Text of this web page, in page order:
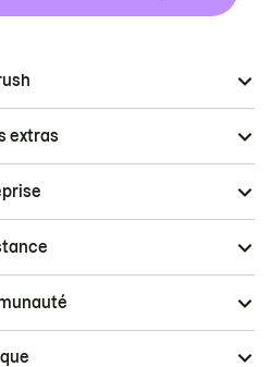
extras